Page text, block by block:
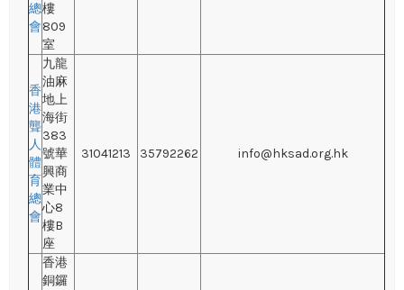
總
會
樓
809
室
香
港
聾
人
體
育
總
會
九龍
油麻
地上
海街
383
號華
興商
業中
心8
樓B
座
31041213 35792262 info@hksad.org.hk
香港
銅鑼